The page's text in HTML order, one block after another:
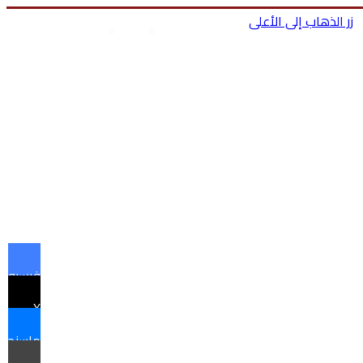
X
ماسنجر
زر الذهاب إلى الأعلى